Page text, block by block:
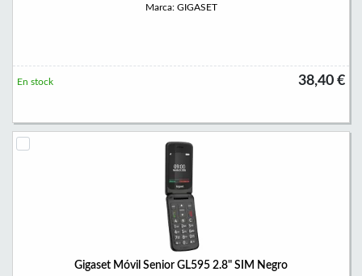
Marca: GIGASET
38,40 €
En stock
Gigaset Móvil Senior GL595 2.8" SIM Negro